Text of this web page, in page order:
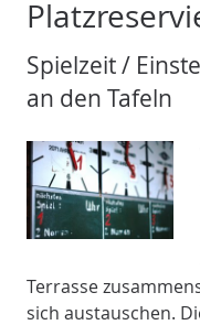
Spielzeit /
an den Tafeln
Terrasse
sich austauschen.